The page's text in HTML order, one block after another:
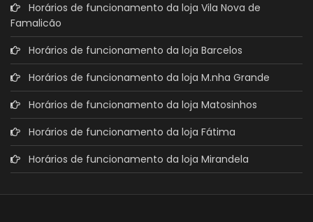
Horários de funcionamento da loja Vila Nova de
Famalicão
Horários de funcionamento da loja Barcelos
Horários de funcionamento da loja M.nha Grande
Horários de funcionamento da loja Matosinhos
Horários de funcionamento da loja Fátima
Horários de funcionamento da loja Mirandela